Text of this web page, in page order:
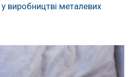
у виробництві металевих